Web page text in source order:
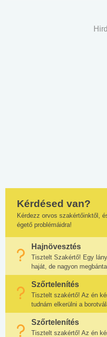
Kérdésed van?
Kérdezz orvos szakértőinktől,
égető problémáidra!
Hajnövesztés
Tisztelt Szakértő! Egy
haját, de nagyon
Szőrtelenítés
Tisztelt szakértő! Az én
tudnám elkerülni a
Szőrtelenítés
Tisztelt szakértő! Az én